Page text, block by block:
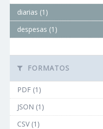
diarias (1)
despesas (1)
FORMATOS
PDF (1)
JSON (1)
CSV (1)